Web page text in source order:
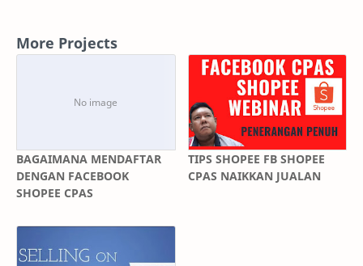
More Projects
BAGAIMANA MENDAFTAR
DENGAN FACEBOOK
SHOPEE CPAS
TIPS SHOPEE FB SHOPEE
CPAS NAIKKAN JUALAN